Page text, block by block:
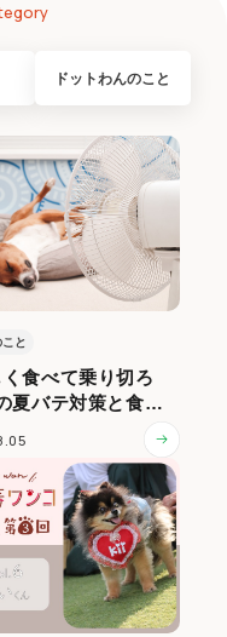
ドットわんのこと
と
食べて乗り切ろ
夏バテ対策と食事